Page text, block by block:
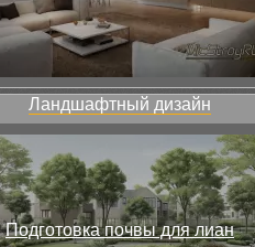
Ландшафтный дизайн
Подготовка почвы для лиан